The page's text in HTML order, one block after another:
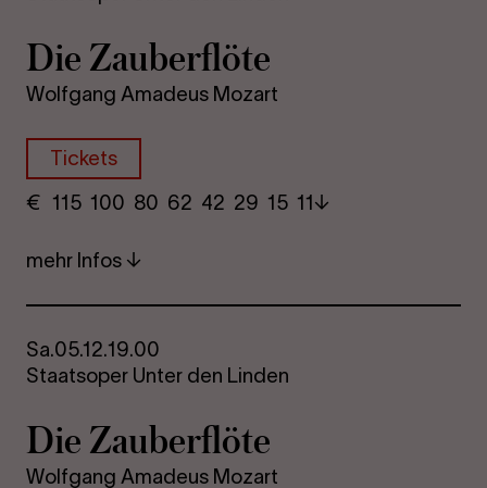
Die Zau­ber­flö­te
Wolfgang Amadeus Mozart
Tickets
€ ​ 115 100 80​ 62 42 29​ 15 11
mehr Infos
Sa.05.12.19.00
Staatsoper Unter den Linden
Die Zau­ber­flö­te
Wolfgang Amadeus Mozart